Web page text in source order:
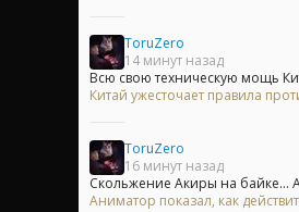
ToruZero
14 минут назад
Всю свою техническую мощь
Китай ужесточает правила
ToruZero
16 минут назад
Скольжение Акиры на байке...
Аниматор показал, как